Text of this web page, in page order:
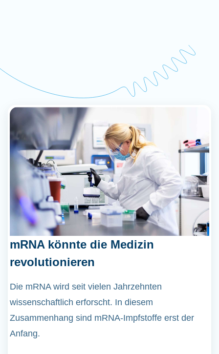
mRNA könnte die Medizin
revolutionieren
Die mRNA wird seit vielen Jahrzehnten
wissenschaftlich erforscht. In diesem
Zusammenhang sind mRNA-Impfstoffe erst der
Anfang.